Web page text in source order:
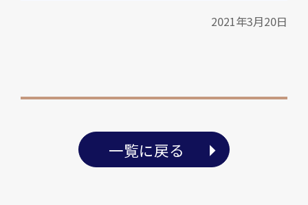
2021年3月20日
一覧に戻る